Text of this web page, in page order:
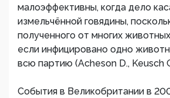
малоэффективны, когда дело
измельчённой говядины,
полученного от многих
если инфицировано одно
всю партию (Acheson D., Keusch
События в Великобритании в